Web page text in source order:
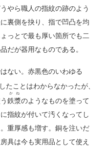
やら職人の指紋の跡のよう
裏側を抉り、指で凹凸を均
っとで最も厚い箇所でも二
だが器用なものである。
ない。赤黒色のいわゆる
たことはわからなかったが、
鉄漿
かね
のようなものを塗って
指紋が付いて汚くなってし
重厚感も増す。銅を注いだ
具は今も実用品として使え